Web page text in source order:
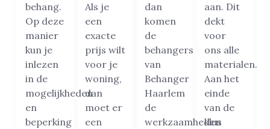
behang.
Op deze
manier
kun je
inlezen
in de
mogelijkheden
en
beperking
Als je
een
exacte
prijs wilt
voor je
woning,
dan
moet er
een
dan
komen
de
behangers
van
Behanger
Haarlem
de
werkzaamheden
aan. Dit
dekt
voor
ons alle
materialen.
Aan het
einde
van de
klus